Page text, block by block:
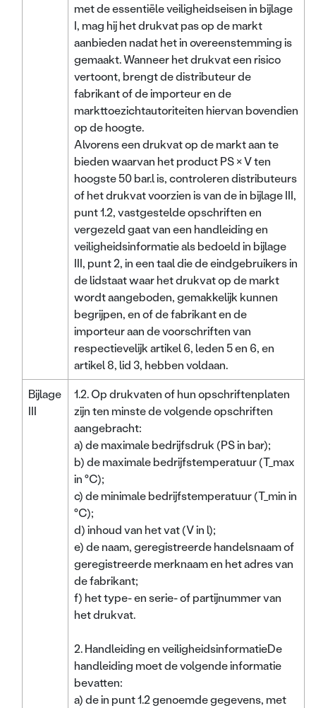
met de essentiële veiligheidseisen in bijlage
I, mag hij het drukvat pas op de markt
aanbieden nadat het in overeenstemming is
gemaakt. Wanneer het drukvat een risico
vertoont, brengt de distributeur de
fabrikant of de importeur en de
markttoezichtautoriteiten hiervan bovendien
op de hoogte.
Alvorens een drukvat op de markt aan te
bieden waarvan het product PS × V ten
hoogste 50 bar.l is, controleren distributeurs
of het drukvat voorzien is van de in bijlage III,
punt 1.2, vastgestelde opschriften en
vergezeld gaat van een handleiding en
veiligheidsinformatie als bedoeld in bijlage
III, punt 2, in een taal die de eindgebruikers in
de lidstaat waar het drukvat op de markt
wordt aangeboden, gemakkelijk kunnen
begrijpen, en of de fabrikant en de
importeur aan de voorschriften van
respectievelijk artikel 6, leden 5 en 6, en
artikel 8, lid 3, hebben voldaan.
Bijlage
III
1.2. Op drukvaten of hun opschriftenplaten
zijn ten minste de volgende opschriften
aangebracht:
a) de maximale bedrijfsdruk (PS in bar);
b) de maximale bedrijfstemperatuur (T_max
in °C);
c) de minimale bedrijfstemperatuur (T_min in
°C);
d) inhoud van het vat (V in l);
e) de naam, geregistreerde handelsnaam of
geregistreerde merknaam en het adres van
de fabrikant;
f) het type- en serie- of partijnummer van
het drukvat.
2. Handleiding en veiligheidsinformatieDe
handleiding moet de volgende informatie
bevatten:
a) de in punt 1.2 genoemde gegevens, met